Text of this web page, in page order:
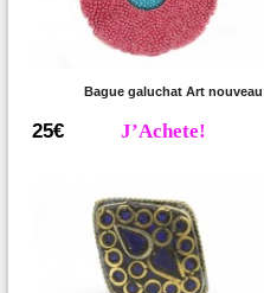
Bague galuchat Art nouveau
25€ J’Achete!